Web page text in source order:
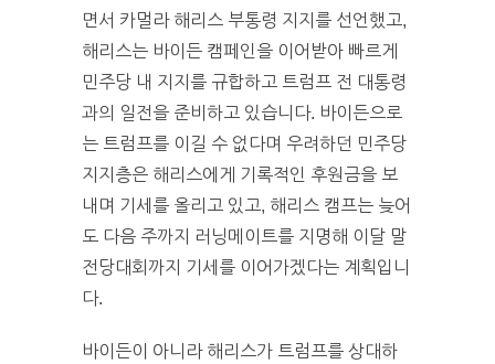
면서 카멀라 해리스 부통령 지지를 선언했고,
해리스는 바이든 캠페인을 이어받아 빠르게
민주당 내 지지를 규합하고 트럼프 전 대통령
과의 일전을 준비하고 있습니다. 바이든으로
는 트럼프를 이길 수 없다며 우려하던 민주당
지지층은 해리스에게 기록적인 후원금을 보
내며 기세를 올리고 있고, 해리스 캠프는 늦어
도 다음 주까지 러닝메이트를 지명해 이달 말
전당대회까지 기세를 이어가겠다는 계획입니
다.
바이든이 아니라 해리스가 트럼프를 상대하